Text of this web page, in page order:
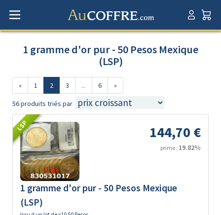
1 gramme d'or pur - 50 Pesos Mexique
(LSP)
« 1 2 3 ... 6 »
56 produits triés par
LSP 144,70 €
prime : 19.82%
1 gramme d'or pur - 50 Pesos Mexique
(LSP)